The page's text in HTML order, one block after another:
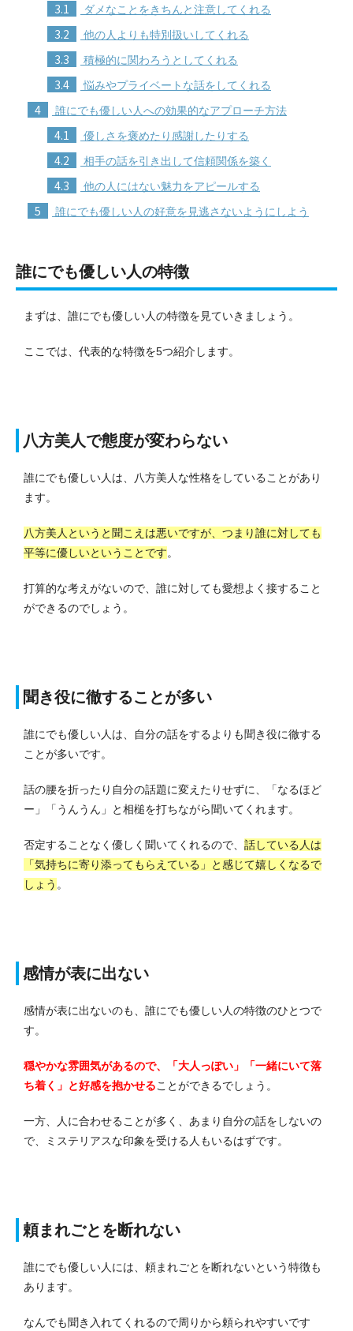
3.1 ダメなことをきちんと注意してくれる
3.2 他の人よりも特別扱いしてくれる
3.3 積極的に関わろうとしてくれる
3.4 悩みやプライベートな話をしてくれる
4 誰にでも優しい人への効果的なアプローチ方法
4.1 優しさを褒めたり感謝したりする
4.2 相手の話を引き出して信頼関係を築く
4.3 他の人にはない魅力をアピールする
5 誰にでも優しい人の好意を見逃さないようにしよう
誰にでも優しい人の特徴
まずは、誰にでも優しい人の特徴を見ていきましょう。
ここでは、代表的な特徴を5つ紹介します。
八方美人で態度が変わらない
誰にでも優しい人は、八方美人な性格をしていることがあり
ます。
八方美人というと聞こえは悪いですが、つまり誰に対しても
平等に優しいということです。
打算的な考えがないので、誰に対しても愛想よく接すること
ができるのでしょう。
聞き役に徹することが多い
誰にでも優しい人は、自分の話をするよりも聞き役に徹する
ことが多いです。
話の腰を折ったり自分の話題に変えたりせずに、「なるほど
ー」「うんうん」と相槌を打ちながら聞いてくれます。
否定することなく優しく聞いてくれるので、 話している人は
「気持ちに寄り添ってもらえている」と感じて嬉しくなるで
しょう 。
感情が表に出ない
感情が表に出ないのも、誰にでも優しい人の特徴のひとつで
す。
穏やかな雰囲気があるので、「大人っぽい」「一緒にいて落
ち着く」と好感を抱かせることができるでしょう。
一方、人に合わせることが多く、あまり自分の話をしないの
で、ミステリアスな印象を受ける人もいるはずです。
頼まれごとを断れない
誰にでも優しい人には、頼まれごとを断れないという特徴も
あります。
なんでも聞き入れてくれるので周りから頼られやすいです